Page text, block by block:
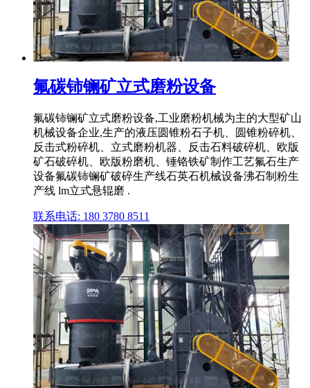
氟碳铈镧矿立式磨粉设备
氟碳铈镧矿立式磨粉设备,工业磨粉机械为主的大型矿山
机械设备企业,生产的液压圆锥粉石子机、圆锥粉碎机、
反击式粉碎机、立式磨粉机器、反击石料破碎机、欧版
矿石破碎机、欧版粉磨机、锤铬铁矿制作工艺氟石生产
设备氟碳铈镧矿破碎生产线石英石机械设备沸石制粉生
产线 lm立式悬辊磨 .
联系电话: 180 3780 8511